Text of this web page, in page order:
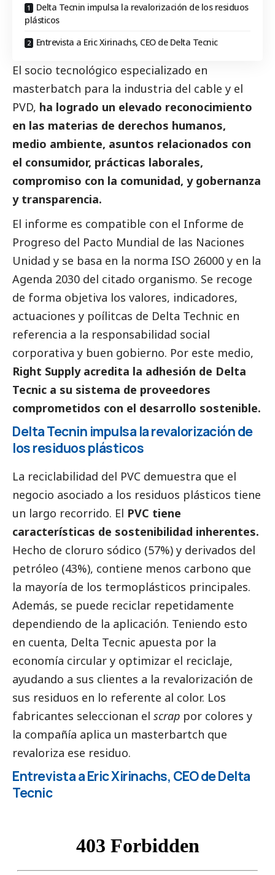
Delta Tecnin impulsa la revalorización de los residuos
plásticos
Entrevista a Eric Xirinachs, CEO de Delta Tecnic
El socio tecnológico especializado en
masterbatch para la industria del cable y el
PVD, ha logrado un elevado reconocimiento
en las materias de derechos humanos,
medio ambiente, asuntos relacionados con
el consumidor, prácticas laborales,
compromiso con la comunidad, y gobernanza
y transparencia.
El informe es compatible con el Informe de
Progreso del Pacto Mundial de las Naciones
Unidad y se basa en la norma ISO 26000 y en la
Agenda 2030 del citado organismo. Se recoge
de forma objetiva los valores, indicadores,
actuaciones y poílitcas de Delta Technic en
referencia a la responsabilidad social
corporativa y buen gobierno. Por este medio,
Right Supply acredita la adhesión de Delta
Tecnic a su sistema de proveedores
comprometidos con el desarrollo sostenible.
Delta Tecnin impulsa la revalorización de
los residuos plásticos
La reciclabilidad del PVC demuestra que el
negocio asociado a los residuos plásticos tiene
un largo recorrido. El PVC tiene
características de sostenibilidad inherentes.
Hecho de cloruro sódico (57%) y derivados del
petróleo (43%), contiene menos carbono que
la mayoría de los termoplásticos principales.
Además, se puede reciclar repetidamente
dependiendo de la aplicación. Teniendo esto
en cuenta, Delta Tecnic apuesta por la
economía circular y optimizar el reciclaje,
ayudando a sus clientes a la revalorización de
sus residuos en lo referente al color. Los
fabricantes seleccionan el scrap por colores y
la compañía aplica un masterbartch que
revaloriza ese residuo.
Entrevista a Eric Xirinachs, CEO de Delta
Tecnic